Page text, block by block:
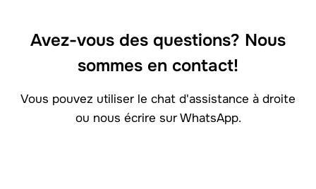
Avez-vous des questions? Nous
sommes en contact!
Vous pouvez utiliser le chat d'assistance à droite
ou nous écrire sur WhatsApp.